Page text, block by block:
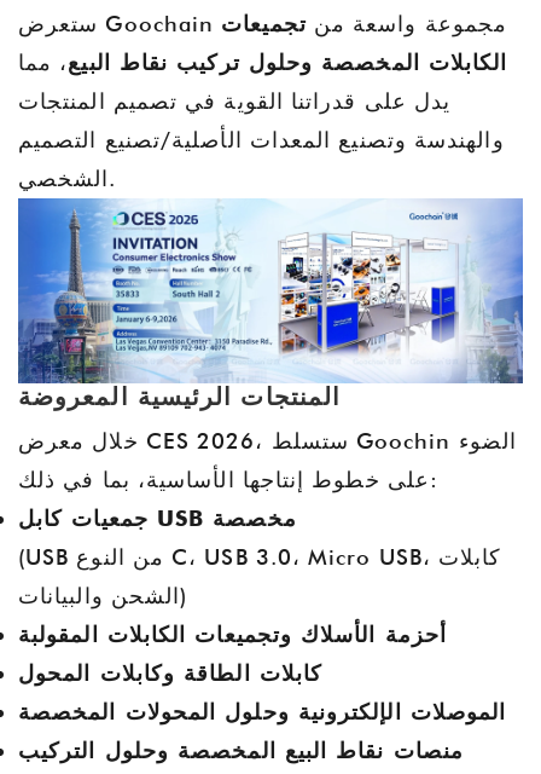
ستعرض Goochain مجموعة واسعة منتجميعات
الكابلات المخصصة وحلول تركيب نقاط البيع، مما
يدل على قدراتنا القوية في تصميم المنتجات
والهندسة وتصنيع المعدات الأصلية/تصنيع التصميم
الشخصي.
المنتجات الرئيسية المعروضة
خلال معرض CES 2026، ستسلط Goochin الضوء
على خطوط إنتاجها الأساسية، بما في ذلك:
جمعيات كابل USB مخصصة
(USB من النوع C، USB 3.0، Micro USB، كابلات
الشحن والبيانات)
أحزمة الأسلاك وتجميعات الكابلات المقولبة
كابلات الطاقة وكابلات المحول
الموصلات الإلكترونية وحلول المحولات المخصصة
منصات نقاط البيع المخصصة وحلول التركيب